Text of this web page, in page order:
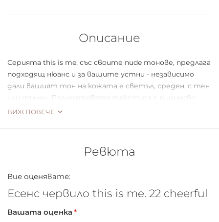
Описание
Серията this is me, със своите nude тонове, предлага
подходящ нюанс и за вашите устни - независимо
дали вашият тон на кожата е светъл, среден, с тен
или тъмен. Полуматовата текстура с рициново
масло се чувства лека като перце върху устните,
ВИЖ ПОВЕЧЕ
Ревюта
Вие оценявате:
Есенс червило this is me. 22 cheerful
Вашата оценка